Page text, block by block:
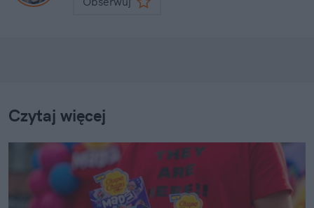
Czytaj więcej